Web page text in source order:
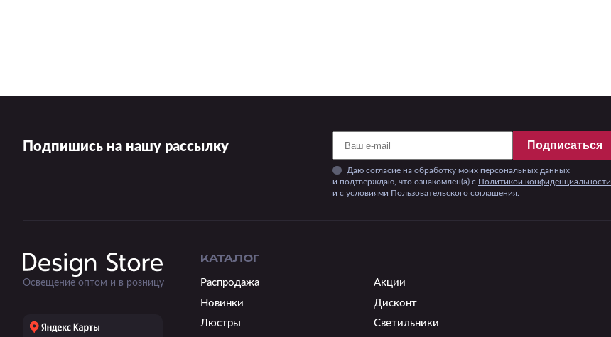
Подпишись на нашу рассылку Подписаться
Даю согласие на обработку моих персональных данных
и подтверждаю, что ознакомлен(а) с Политикой конфиденциальности
и c условиями Пользовательского соглашения.
Освещение оптом и в розницу
КАТАЛОГ
Распродажа
Акции
Новинки
Дисконт
Люстры
Светильники